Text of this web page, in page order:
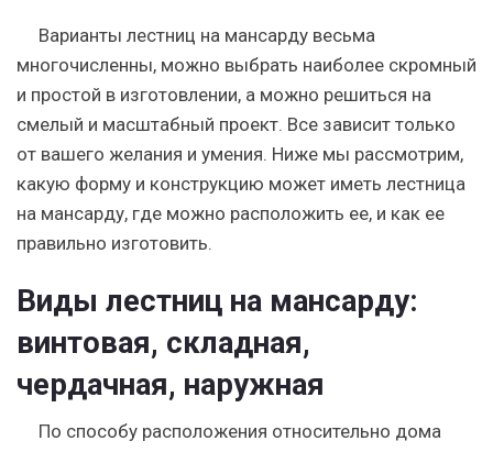
Варианты лестниц на мансарду весьма
многочисленны, можно выбрать наиболее скромный
и простой в изготовлении, а можно решиться на
смелый и масштабный проект. Все зависит только
от вашего желания и умения. Ниже мы рассмотрим,
какую форму и конструкцию может иметь лестница
на мансарду, где можно расположить ее, и как ее
правильно изготовить.
Виды лестниц на мансарду:
винтовая, складная,
чердачная, наружная
По способу расположения относительно дома